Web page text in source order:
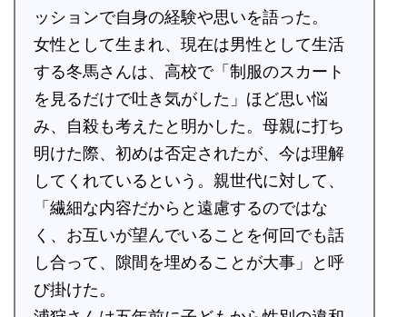
ッションで自身の経験や思いを語った。
女性として生まれ、現在は男性として生活
する冬馬さんは、高校で「制服のスカート
を見るだけで吐き気がした」ほど思い悩
み、自殺も考えたと明かした。母親に打ち
明けた際、初めは否定されたが、今は理解
してくれているという。親世代に対して、
「繊細な内容だからと遠慮するのではな
く、お互いが望んでいることを何回でも話
し合って、隙間を埋めることが大事」と呼
び掛けた。